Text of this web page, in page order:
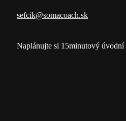
sefcik@somacoach.sk
Naplánujte si 15minutový úvodní